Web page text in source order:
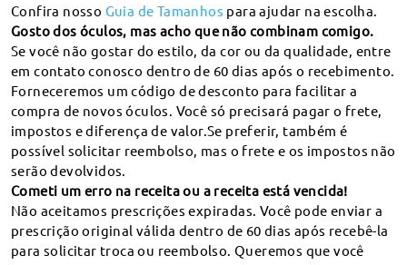
Ajuda
País / Região
Métodos de Pagamento
Direitos autorais ©2026 Ótica Online Firmoo.
Confira nosso Guia de Tamanhos para ajudar na escolha.
Gosto dos óculos, mas acho que não combinam comigo.
Se você não gostar do estilo, da cor ou da qualidade, entre
em contato conosco dentro de 60 dias após o recebimento.
Forneceremos um código de desconto para facilitar a
compra de novos óculos. Você só precisará pagar o frete,
impostos e diferença de valor.Se preferir, também é
possível solicitar reembolso, mas o frete e os impostos não
serão devolvidos.
Cometi um erro na receita ou a receita está vencida!
Não aceitamos prescrições expiradas. Você pode enviar a
prescrição original válida dentro de 60 dias após recebê-la
para solicitar troca ou reembolso. Queremos que você